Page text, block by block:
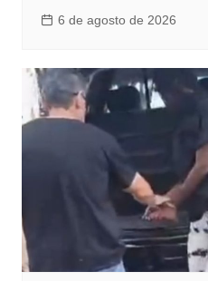
6 de agosto de 2026